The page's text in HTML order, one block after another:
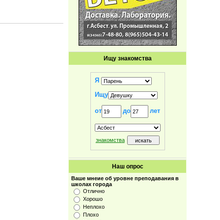
Ищу знакомства
Я
Ищу
от до лет
знакомства
Наш опрос
Ваше мнеие об уровне преподавания в
школах города
Отлично
Хорошо
Неплохо
Плохо